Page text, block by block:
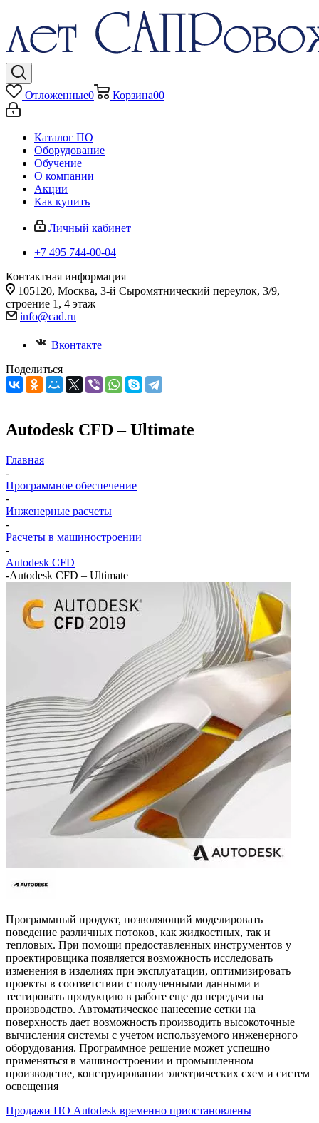
Отложенные0 Корзина00
Каталог ПО
Оборудование
Обучение
О компании
Акции
Как купить
Личный кабинет
+7 495 744-00-04
Контактная информация
105120, Москва, 3-й Сыромятнический переулок, 3/9,
строение 1, 4 этаж
info@cad.ru
Вконтакте
Поделиться
Autodesk CFD – Ultimate
Главная
-
Программное обеспечение
-
Инженерные расчеты
-
Расчеты в машиностроении
-
Autodesk CFD
-Autodesk CFD – Ultimate
Программный продукт, позволяющий моделировать
поведение различных потоков, как жидкостных, так и
тепловых. При помощи предоставленных инструментов у
проектировщика появляется возможность исследовать
изменения в изделиях при эксплуатации, оптимизировать
проекты в соответствии с полученными данными и
тестировать продукцию в работе еще до передачи на
производство. Автоматическое нанесение сетки на
поверхность дает возможность производить высокоточные
вычисления системы с учетом используемого инженерного
оборудования. Программное решение может успешно
применяться в машиностроении и промышленном
производстве, конструировании электрических схем и систем
освещения
Продажи ПО Autodesk временно приостановлены